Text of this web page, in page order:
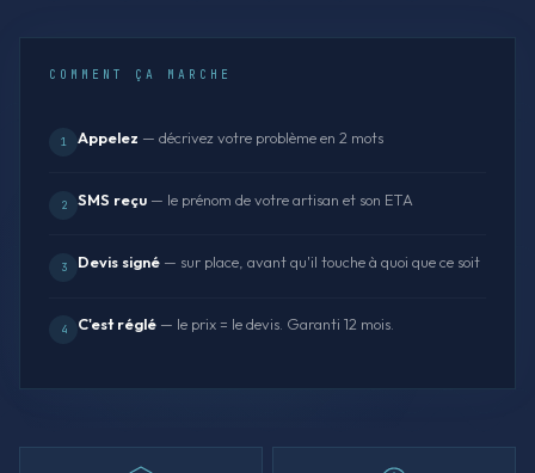
COMMENT ÇA MARCHE
1 Appelez — décrivez votre problème en 2 mots
2 SMS reçu — le prénom de votre artisan et son ETA
3 Devis signé — sur place, avant qu'il touche à quoi que ce soit
4 C'est réglé — le prix = le devis. Garanti 12 mois.